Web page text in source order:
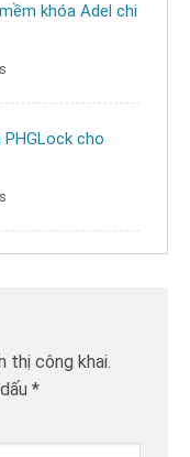
khóa Adel chi
cho
thị công khai.
*